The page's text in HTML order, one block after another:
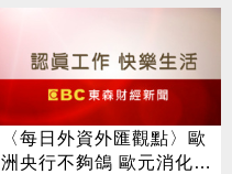
〈每日外資外匯觀點〉歐
洲央行不夠鴿 歐元消化降